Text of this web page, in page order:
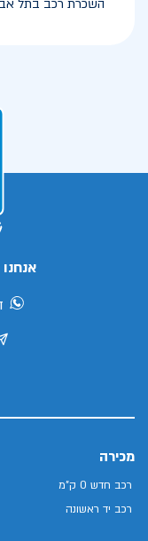
השכרת רכב בתל
מכירה
רכב חדש 0 ק"מ
רכב יד ראשונה